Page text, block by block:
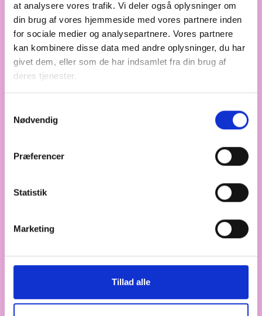
at analysere vores trafik. Vi deler også oplysninger om
din brug af vores hjemmeside med vores partnere inden
for sociale medier og analysepartnere. Vores partnere
kan kombinere disse data med andre oplysninger, du har
givet dem, eller som de har indsamlet fra din brug af
deres tjenester.
Nødvendig
Præferencer
Statistik
Marketing
Tillad alle
Det er gratis til og med 2026.
TEMASIDEONSDAG DEN 15. JANUAR 2025
Boligsociale indsatser
udfordringer i almene boligområder. Arbejdet er
mistrivsel, psykisk sårbarhed utryghed, skolefravær
Analyse: Unge uden job og
uddannelse i almene boliger
Knap en tredjedel af de 15-24-årige, der hverken
er i uddannelse eller arbejde, bor alment. Denne